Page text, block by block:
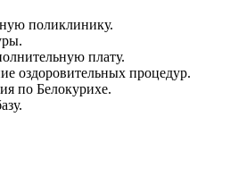
поликлинику.
плату.
оздоровительных процедур.
по Белокурихе.